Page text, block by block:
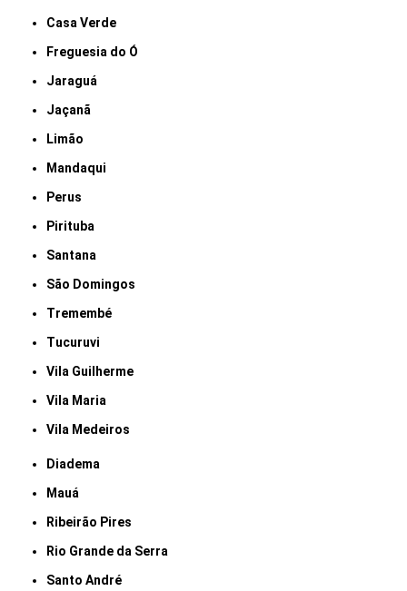
Casa Verde
Freguesia do Ó
Jaraguá
Jaçanã
Limão
Mandaqui
Perus
Pirituba
Santana
São Domingos
Tremembé
Tucuruvi
Vila Guilherme
Vila Maria
Vila Medeiros
Diadema
Mauá
Ribeirão Pires
Rio Grande da Serra
Santo André